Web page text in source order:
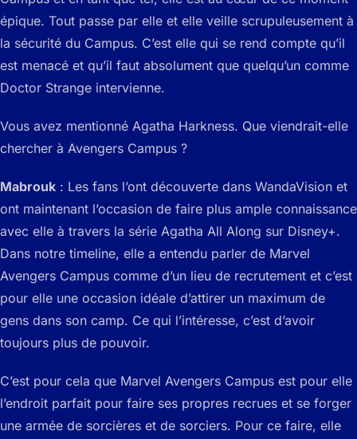
épique. Tout passe par elle et elle veille scrupuleusement à
la sécurité du Campus. C’est elle qui se rend compte qu’il
est menacé et qu’il faut absolument que quelqu’un comme
Doctor Strange intervienne.
Vous avez mentionné Agatha Harkness. Que viendrait-elle
chercher à Avengers Campus ?
Mabrouk : Les fans l’ont découverte dans WandaVision et
ont maintenant l’occasion de faire plus ample connaissance
avec elle à travers la série Agatha All Along sur Disney+.
Dans notre timeline, elle a entendu parler de Marvel
Avengers Campus comme d’un lieu de recrutement et c’est
pour elle une occasion idéale d’attirer un maximum de
gens dans son camp. Ce qui l’intéresse, c’est d’avoir
toujours plus de pouvoir.
C’est pour cela que Marvel Avengers Campus est pour elle
l’endroit parfait pour faire ses propres recrues et se forger
une armée de sorcières et de sorciers. Pour ce faire, elle